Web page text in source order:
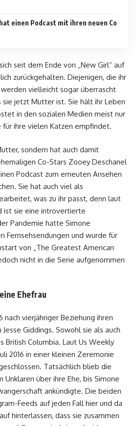
einen Podcast mit ihren neuen Co
seit dem Ende von „New Girl“ auf
zurückgehalten. Diejenigen, die ihr
vielleicht sogar überrascht
sie jetzt Mutter ist. Sie hält ihr Leben
in den sozialen Medien meist nur
für ihre vielen Katzen empfindet.
sondern hat auch damit
Co-Stars Zooey Deschanel
Podcast zum erneuten Ansehen
Sie hat auch viel als
was zu ihr passt, denn laut
ist sie eine introvertierte
Pandemie hatte Simone
Fernsehsendungen und wurde für
von „The Greatest American
nicht in die Serie aufgenommen
Ehefrau
nach vierjähriger Beziehung ihren
Giddings. Sowohl sie als auch
British Columbia. Laut Us Weekly
2016 in einer kleinen Zeremonie
Tatsächlich blieb die
über ihre Ehe, bis Simone
ankündigte. Die beiden
Feeds auf jeden Fall hier und da
hinterlassen, dass sie zusammen